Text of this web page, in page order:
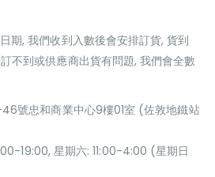
期, 我們收到入數後會安排訂貨, 貨到
不到或供應商出貨有問題, 我們會全數
號忠和商業中心9樓01室 (佐敦地鐵站
19:00, 星期六: 11:00-4:00 (星期日